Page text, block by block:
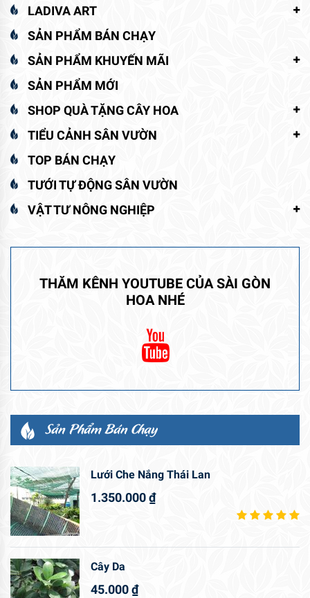
LADIVA ART
SẢN PHẨM BÁN CHẠY
SẢN PHẨM KHUYẾN MÃI
SẢN PHẨM MỚI
SHOP QUÀ TẶNG CÂY HOA
TIỂU CẢNH SÂN VƯỜN
TOP BÁN CHẠY
TƯỚI TỰ ĐỘNG SÂN VƯỜN
VẬT TƯ NÔNG NGHIỆP
THĂM KÊNH YOUTUBE CỦA SÀI GÒN
HOA NHÉ
Sản Phẩm Bán Chạy
Lưới Che Nắng Thái Lan
1.350.000₫
Cây Da
45.000₫